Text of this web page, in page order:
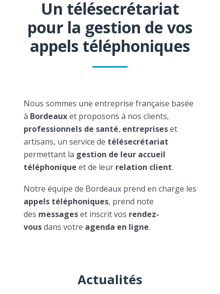
Un télésecrétariat
pour la gestion de vos
appels téléphoniques
Nous sommes une entreprise française basée
à Bordeauxet proposons à nos clients,
professionnels de santé, entrepriseset
artisans, un service de télésecrétariat
permettant la gestion de leur accueil
téléphonique et de leur relation client.
Notre équipe de Bordeaux prend en charge les
appels téléphoniques, prend note
des messageset inscrit vos rendez-
vousdans votre agenda en ligne.
Actualités